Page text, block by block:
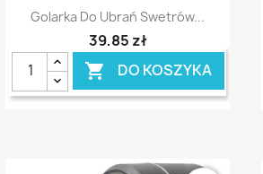
Szybki podgląd
Golarka Do Ubrań Swetrów...
39,85 zł
 DO KOSZYKA